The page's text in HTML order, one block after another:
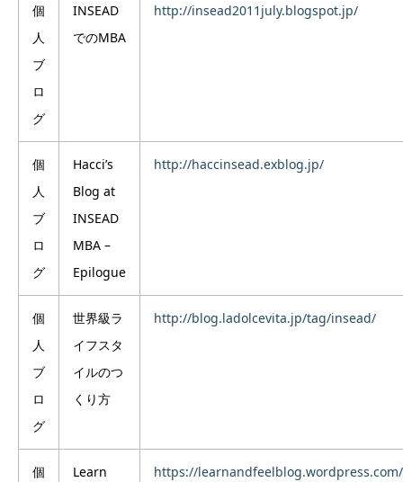
個
人
ブ
ロ
グ
INSEAD
でのMBA
http://insead2011july.blogspot.jp/
個
人
ブ
ロ
グ
Hacci’s
Blog at
INSEAD
MBA –
Epilogue
http://haccinsead.exblog.jp/
個
人
ブ
ロ
グ
世界級ラ
イフスタ
イルのつ
くり方
http://blog.ladolcevita.jp/tag/insead/
個
Learn
https://learnandfeelblog.wordpress.com/